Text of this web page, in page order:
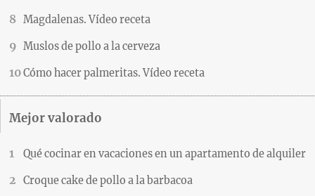
Magdalenas. Vídeo receta
Muslos de pollo a la cerveza
Cómo hacer palmeritas. Vídeo receta
Mejor valorado
Qué cocinar en vacaciones en un apartamento de alquiler
Croque cake de pollo a la barbacoa